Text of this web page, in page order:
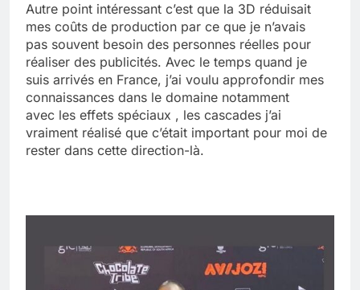
Autre point intéressant c’est que la 3D réduisait
mes coûts de production par ce que je n’avais
pas souvent besoin des personnes réelles pour
réaliser des publicités. Avec le temps quand je
suis arrivés en France, j’ai voulu approfondir mes
connaissances dans le domaine notamment
avec les effets spéciaux , les cascades j’ai
vraiment réalisé que c’était important pour moi de
rester dans cette direction-là.